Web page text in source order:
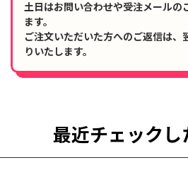
土日はお問い合わせや受注メールの
ます。
ご注文いただいた方へのご返信は、
りいたします。
最近チェックし